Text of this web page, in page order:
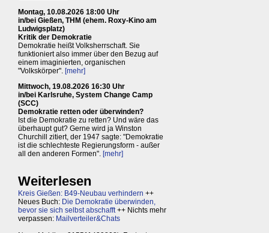
Montag, 10.08.2026 18:00 Uhr
in/bei Gießen, THM (ehem. Roxy-Kino am
Ludwigsplatz)
Kritik der Demokratie
Demokratie heißt Volksherrschaft. Sie
funktioniert also immer über den Bezug auf
einem imaginierten, organischen
"Volkskörper". [mehr]
Mittwoch, 19.08.2026 16:30 Uhr
in/bei Karlsruhe, System Change Camp
(SCC)
Demokratie retten oder überwinden?
Ist die Demokratie zu retten? Und wäre das
überhaupt gut? Gerne wird ja Winston
Churchill zitiert, der 1947 sagte: "Demokratie
ist die schlechteste Regierungsform - außer
all den anderen Formen". [mehr]
Weiterlesen
Kreis Gießen: B49-Neubau verhindern ++
Neues Buch: Die Demokratie überwinden,
bevor sie sich selbst abschafft++ Nichts mehr
verpassen: Mailverteiler&Chats